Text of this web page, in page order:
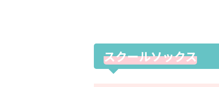
スクールソックス